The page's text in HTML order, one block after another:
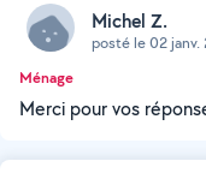
Michel Z.
posté le 02 janv.
Ménage
Merci pour vos